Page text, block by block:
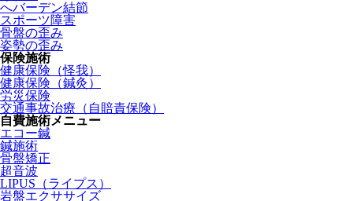
へバーデン結節
スポーツ障害
骨盤の歪み
姿勢の歪み
保険施術
健康保険（怪我）
健康保険（鍼灸）
労災保険
交通事故治療（自賠責保険）
自費施術メニュー
エコー鍼
鍼施術
骨盤矯正
超音波
LIPUS（ライプス）
岩盤エクササイズ